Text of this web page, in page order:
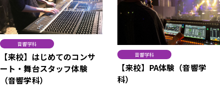
音響学科
【来校】はじめてのコンサ
ート・舞台スタッフ体験
（音響学科）
音響学科
【来校】PA体験（音響学
科）